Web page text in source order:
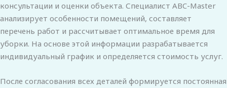
консультации и оценки объекта. Специалист ABC-Master
анализирует особенности помещений, составляет
перечень работ и рассчитывает оптимальное время для
уборки. На основе этой информации разрабатывается
индивидуальный график и определяется стоимость услуг.
После согласования всех деталей формируется постоянная